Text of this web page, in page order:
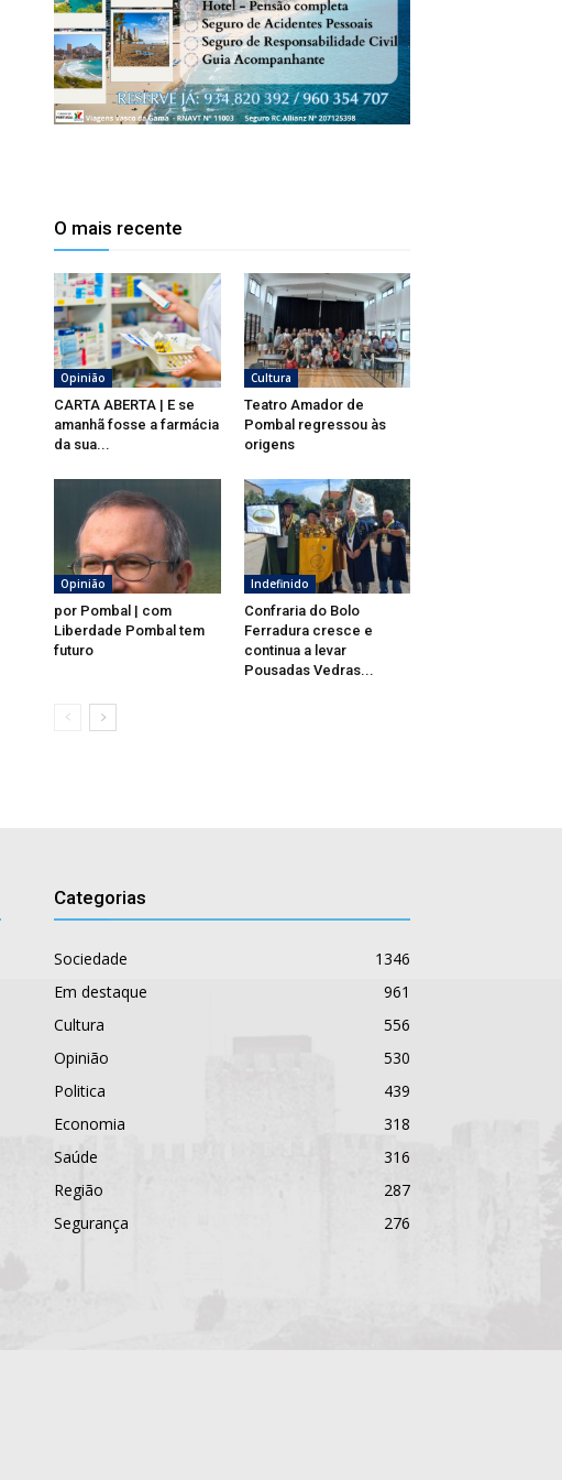
O mais recente
Opinião
CARTA ABERTA | E se
amanhã fosse a farmácia
da sua...
Cultura
Teatro Amador de
Pombal regressou às
origens
Opinião
por Pombal | com
Liberdade Pombal tem
futuro
Indefinido
Confraria do Bolo
Ferradura cresce e
continua a levar
Pousadas Vedras...
Categorias
Sociedade
1346
Em destaque
961
Cultura
556
Opinião
530
Politica
439
Economia
318
Saúde
316
Região
287
Segurança
276